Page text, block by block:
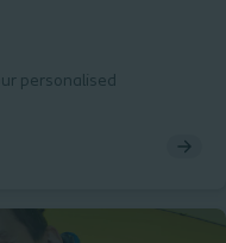
personalised